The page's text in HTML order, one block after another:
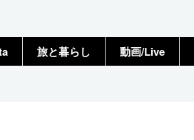
旅と暮らし 動画/Live